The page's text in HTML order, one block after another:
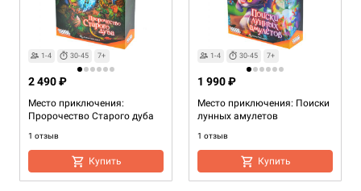
1-4 30-45 7+
Место приключения:
Пророчество Старого дуба
1 отзыв
2 490 ₽
Купить
1-4 30-45 7+
Место приключения: Поиски
лунных амулетов
1 отзыв
1 990 ₽
Купить